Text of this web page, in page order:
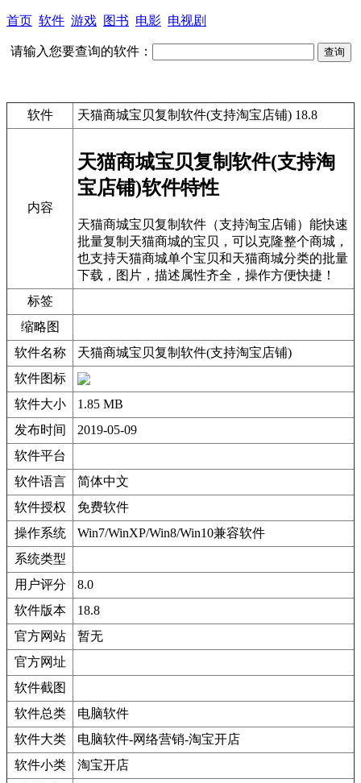
首页 软件 游戏 图书 电影 电视剧
请输入您要查询的软件：
软件 天猫商城宝贝复制软件(支持淘宝店铺) 18.8
内容
天猫商城宝贝复制软件(支持淘
宝店铺)软件特性
天猫商城宝贝复制软件（支持淘宝店铺）能快速
批量复制天猫商城的宝贝，可以克隆整个商城，
也支持天猫商城单个宝贝和天猫商城分类的批量
下载，图片，描述属性齐全，操作方便快捷！
标签
缩略图
软件名称
天猫商城宝贝复制软件(支持淘宝店铺)
软件图标
软件大小
1.85 MB
发布时间
2019-05-09
软件平台
软件语言
简体中文
软件授权
免费软件
操作系统
Win7/WinXP/Win8/Win10兼容软件
系统类型
用户评分
8.0
软件版本
18.8
官方网站
暂无
官方网址
软件截图
软件总类
电脑软件
软件大类
电脑软件-网络营销-淘宝开店
软件小类
淘宝开店